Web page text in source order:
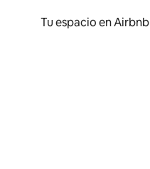
Tu espacio en Airbnb